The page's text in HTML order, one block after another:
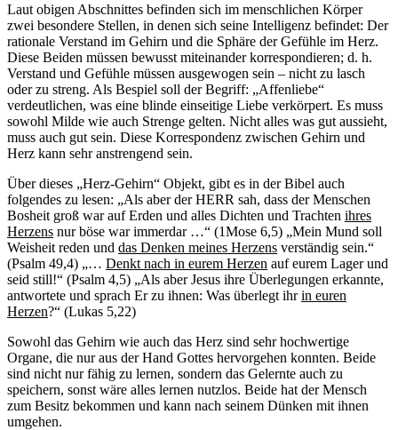
Laut obigen Abschnittes befinden sich im menschlichen Körper
zwei besondere Stellen, in denen sich seine Intelligenz befindet: Der
rationale Verstand im Gehirn und die Sphäre der Gefühle im Herz.
Diese Beiden müssen bewusst miteinander korrespondieren; d. h.
Verstand und Gefühle müssen ausgewogen sein – nicht zu lasch
oder zu streng. Als Bespiel soll der Begriff: „Affenliebe“
verdeutlichen, was eine blinde einseitige Liebe verkörpert. Es muss
sowohl Milde wie auch Strenge gelten. Nicht alles was gut aussieht,
muss auch gut sein. Diese Korrespondenz zwischen Gehirn und
Herz kann sehr anstrengend sein.
Über dieses „Herz-Gehirn“ Objekt, gibt es in der Bibel auch
folgendes zu lesen: „Als aber der HERR sah, dass der Menschen
Bosheit groß war auf Erden und alles Dichten und Trachten ihres
Herzens nur böse war immerdar …“ (1Mose 6,5) „Mein Mund soll
Weisheit reden und das Denken meines Herzens verständig sein.“
(Psalm 49,4) „… Denkt nach in eurem Herzen auf eurem Lager und
seid still!“ (Psalm 4,5) „Als aber Jesus ihre Überlegungen erkannte,
antwortete und sprach Er zu ihnen: Was überlegt ihrin euren
Herzen?“ (Lukas 5,22)
Sowohl das Gehirn wie auch das Herz sind sehr hochwertige
Organe, die nur aus der Hand Gottes hervorgehen konnten. Beide
sind nicht nur fähig zu lernen, sondern das Gelernte auch zu
speichern, sonst wäre alles lernen nutzlos. Beide hat der Mensch
zum Besitz bekommen und kann nach seinem Dünken mit ihnen
umgehen.